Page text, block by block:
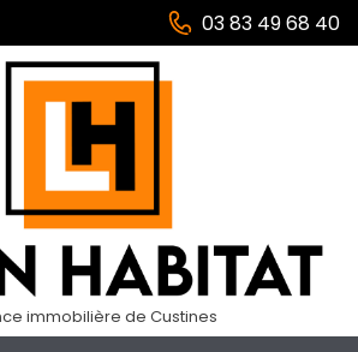
03 83 49 68 40
immobilière de Custines